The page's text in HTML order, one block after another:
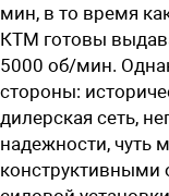
мин, в то время
КТМ готовы
5000 об/мин.
стороны:
дилерская сеть,
надежности, чуть
конструктивными